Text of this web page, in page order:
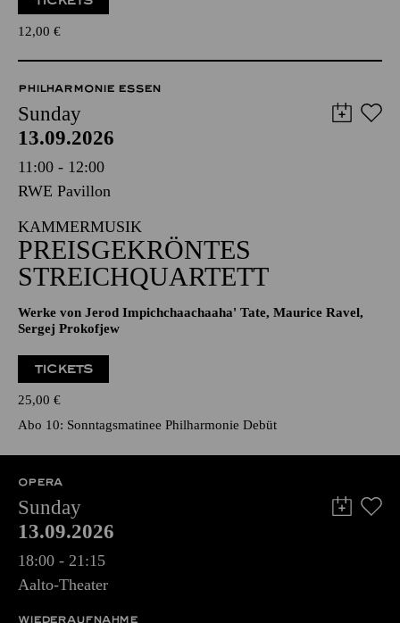
12,00 €
PHILHARMONIE ESSEN
Sunday
13.09.2026
11:00 - 12:00
RWE Pavillon
KAMMERMUSIK
PREISGEKRÖNTES
STREICHQUARTETT
Werke von Jerod Impichchaachaaha' Tate, Maurice Ravel,
Sergej Prokofjew
TICKETS
25,00 €
Abo 10: Sonntagsmatinee Philharmonie Debüt
OPERA
Sunday
13.09.2026
18:00 - 21:15
Aalto-Theater
WIEDERAUFNAHME